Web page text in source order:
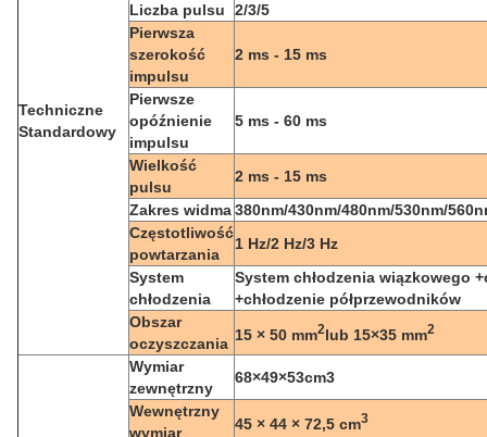
Techniczne
Standardowy
Liczba pulsu
2/3/5
Pierwsza
szerokość
impulsu
2 ms - 15 ms
Pierwsze
opóźnienie
impulsu
5 ms - 60 ms
Wielkość
pulsu
2 ms - 15 ms
Zakres widma380nm/430nm/480nm/530nm/
Częstotliwość
powtarzania
1 Hz/2 Hz/3 Hz
System
chłodzenia
System chłodzenia wiązkowego
+chłodzenie półprzewodników
Obszar
oczyszczania
15 × 50 mm2lub 15×35 mm2
Wymiar
zewnętrzny
68×49×53cm3
Wewnętrzny
wymiar
45 × 44 × 72,5 cm3